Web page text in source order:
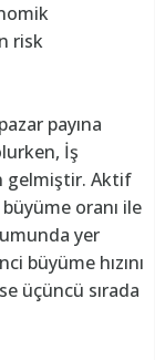
risk
payına
İş
gelmiştir. Aktif
oranı ile
yer
büyüme hızını
üçüncü sırada